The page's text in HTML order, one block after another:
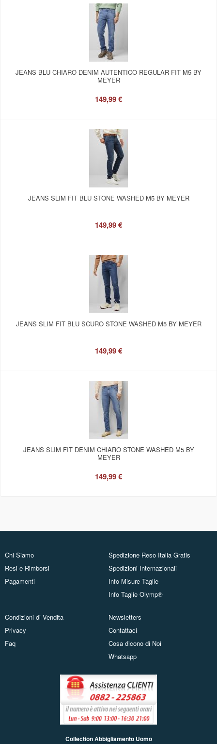
JEANS BLU CHIARO DENIM AUTENTICO REGULAR FIT M5 BY
MEYER
149,99 €
JEANS SLIM FIT BLU STONE WASHED M5 BY MEYER
149,99 €
JEANS SLIM FIT BLU SCURO STONE WASHED M5 BY MEYER
149,99 €
JEANS SLIM FIT DENIM CHIARO STONE WASHED M5 BY
MEYER
149,99 €
Chi Siamo
Resi e Rimborsi
Pagamenti
Spedizione Reso Italia Gratis
Spedizioni Internazionali
Info Misure Taglie
Info Taglie Olymp®
Condizioni di Vendita
Privacy
Faq
Newsletters
Contattaci
Cosa dicono di Noi
Whatsapp
Collection Abbigliamento Uomo